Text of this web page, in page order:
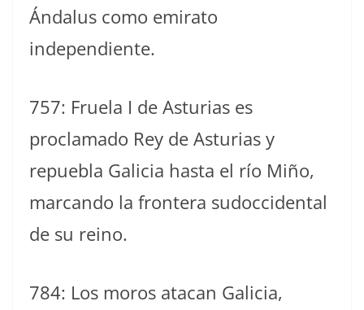
Ándalus como emirato
independiente.
757: Fruela I de Asturias es
proclamado Rey de Asturias y
repuebla Galicia hasta el río Miño,
marcando la frontera sudoccidental
de su reino.
784: Los moros atacan Galicia,